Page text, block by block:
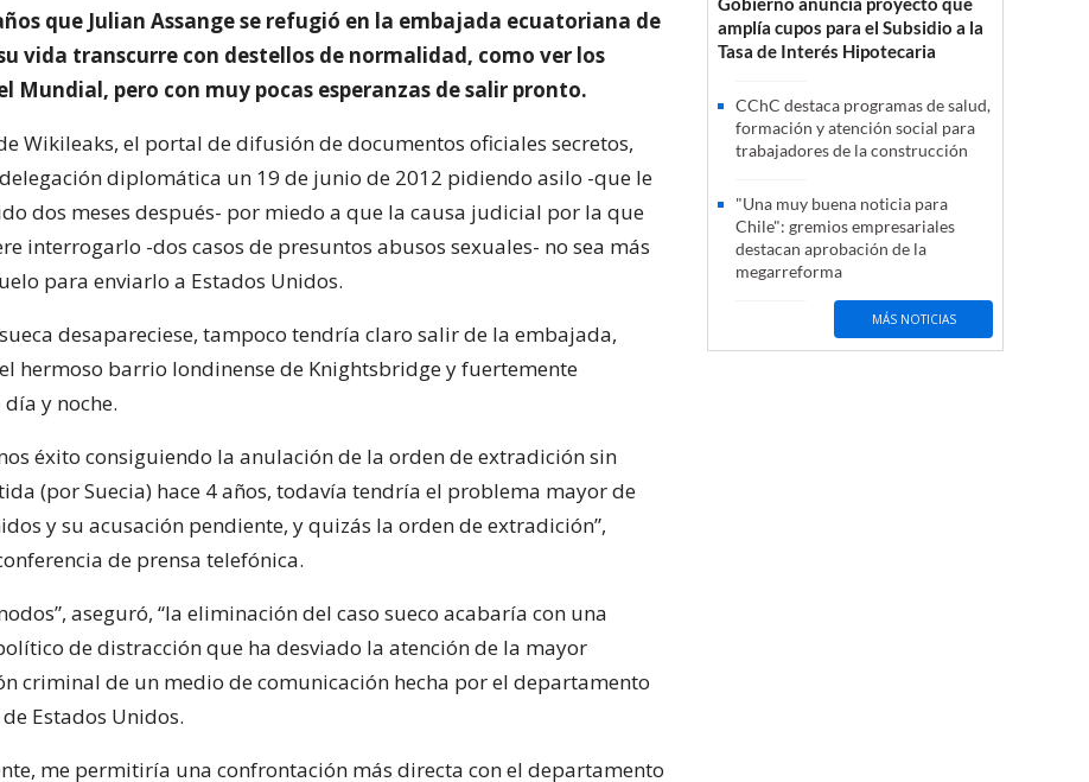
que Julian Assange se refugió en la embajada ecuatoriana de
vida transcurre con destellos de normalidad, como ver los
Mundial, pero con muy pocas esperanzas de salir pronto.
Wikileaks, el portal de difusión de documentos oficiales secretos,
diplomática un 19 de junio de 2012 pidiendo asilo -que le
dos meses después- por miedo a que la causa judicial por la que
interrogarlo -dos casos de presuntos abusos sexuales- no sea más
para enviarlo a Estados Unidos.
desapareciese, tampoco tendría claro salir de la embajada,
hermoso barrio londinense de Knightsbridge y fuertemente
y noche.
éxito consiguiendo la anulación de la orden de extradición sin
(por Suecia) hace 4 años, todavía tendría el problema mayor de
y su acusación pendiente, y quizás la orden de extradición”,
de prensa telefónica.
aseguró, “la eliminación del caso sueco acabaría con una
de distracción que ha desviado la atención de la mayor
criminal de un medio de comunicación hecha por el departamento
Estados Unidos.
me permitiría una confrontación más directa con el departamento
amplía cupos para el Subsidio a la
Tasa de Interés Hipotecaria
CChC destaca programas de salud,
formación y atención social para
trabajadores de la construcción
"Una muy buena noticia para
Chile": gremios empresariales
destacan aprobación de la
megarreforma
MÁS NOTICIAS